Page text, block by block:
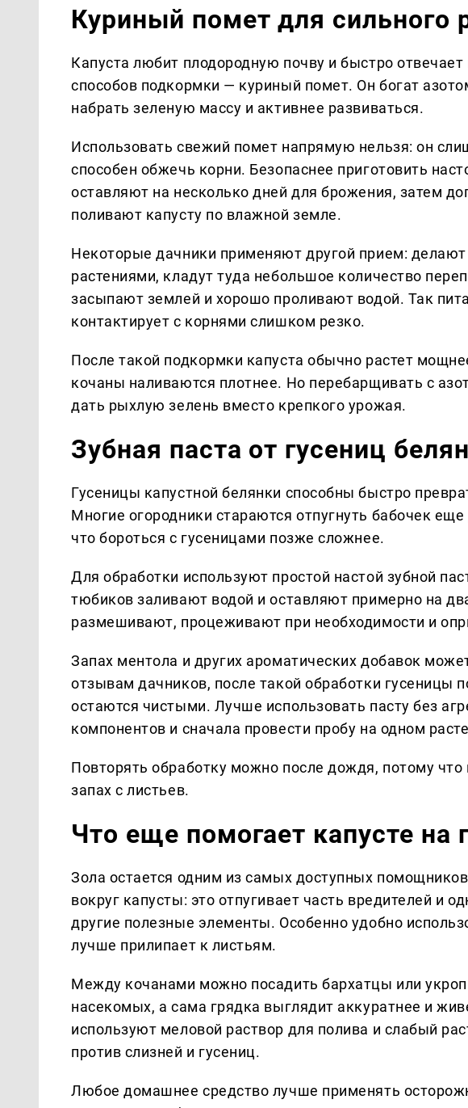
Куриный помет для сильного
Капуста любит плодородную почву и быстро
способов подкормки — куриный помет. Он богат
набрать зеленую массу и активнее развиваться.
Использовать свежий помет напрямую нельзя: он
способен обжечь корни. Безопаснее приготовить
оставляют на несколько дней для брожения, затем
поливают капусту по влажной земле.
Некоторые дачники применяют другой прием: делают
растениями, кладут туда небольшое количество
засыпают землей и хорошо проливают водой. Так
контактирует с корнями слишком резко.
После такой подкормки капуста обычно растет
кочаны наливаются плотнее. Но перебарщивать с
дать рыхлую зелень вместо крепкого урожая.
Зубная паста от гусениц
Гусеницы капустной белянки способны быстро
Многие огородники стараются отпугнуть бабочек
что бороться с гусеницами позже сложнее.
Для обработки используют простой настой зубной
тюбиков заливают водой и оставляют примерно на
размешивают, процеживают при необходимости и
Запах ментола и других ароматических добавок
отзывам дачников, после такой обработки гусеницы
остаются чистыми. Лучше использовать пасту без
компонентов и сначала провести пробу на одном
Повторять обработку можно после дождя, потому
запах с листьев.
Что еще помогает капусте на
Зола остается одним из самых доступных
вокруг капусты: это отпугивает часть вредителей и
другие полезные элементы. Особенно удобно
лучше прилипает к листьям.
Между кочанами можно посадить бархатцы или
насекомых, а сама грядка выглядит аккуратнее и
используют меловой раствор для полива и слабый
против слизней и гусениц.
Любое домашнее средство лучше применять